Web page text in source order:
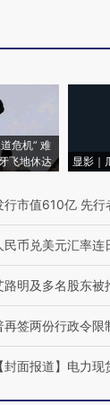
危机” 难
飞地休达
显影｜
行市值610亿 先行
民币兑美元汇率连
路明及多名股东被
再签两份行政令限
【封面报道】电力